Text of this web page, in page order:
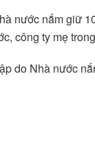
nước nắm giữ
công ty mẹ
do Nhà nước